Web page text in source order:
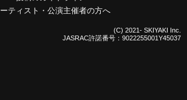
ティスト・公演主催者の方へ
(C) 2021- SKIYAKI Inc.
JASRAC許諾番号：9022255001Y45037